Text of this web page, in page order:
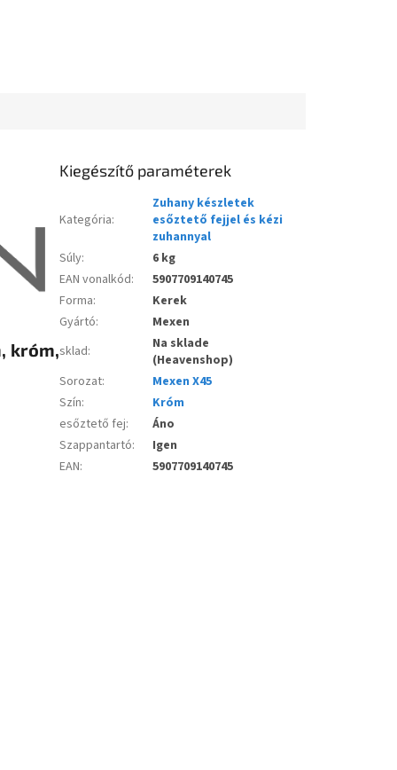
króm,
Kiegészítő paraméterek
Kategória:
Zuhany készletek
esőztető fejjel és kézi
zuhannyal
Súly:
6 kg
EAN vonalkód:
5907709140745
Forma:
Kerek
Gyártó:
Mexen
sklad:
Na sklade
(Heavenshop)
Sorozat:
Mexen X45
Szín:
Króm
esőztető fej:
Áno
Szappantartó:
Igen
EAN: 5907709140745